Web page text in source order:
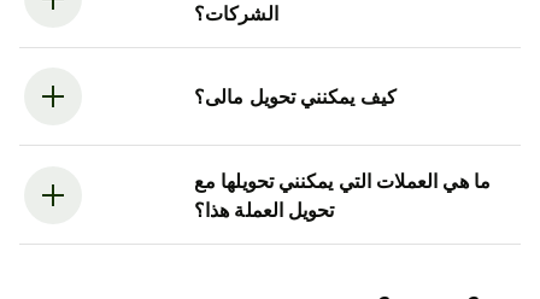
الشركات؟
كيف يمكنني تحويل مالى؟
ما هي العملات التي يمكنني تحويلها مع
تحويل العملة هذا؟